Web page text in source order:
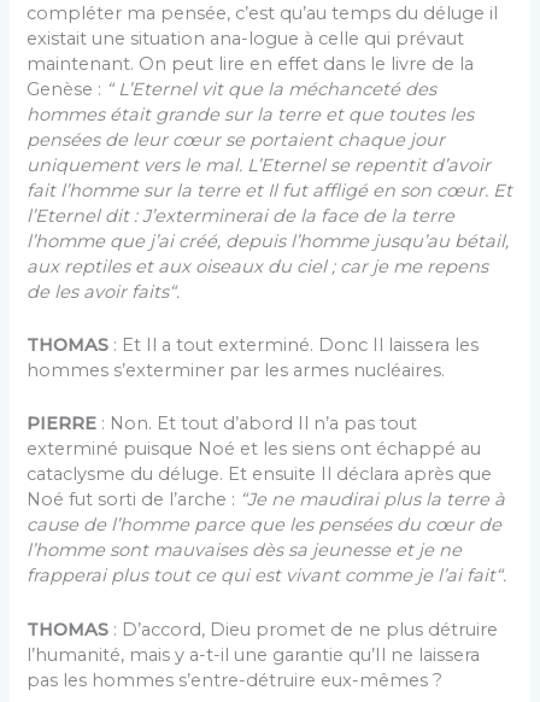
compléter ma pensée, c’est qu’au temps du déluge il
existait une situation ana-logue à celle qui prévaut
maintenant. On peut lire en effet dans le livre de la
Genèse : “ L’Eternel vit que la méchanceté des
hommes était grande sur la terre et que toutes les
pensées de leur cœur se portaient chaque jour
uniquement vers le mal. L’Eternel se repentit d’avoir
fait l’homme sur la terre et Il fut affligé en son cœur. Et
l’Eternel dit : J’exterminerai de la face de la terre
l’homme que j’ai créé, depuis l’homme jusqu’au bétail,
aux reptiles et aux oiseaux du ciel ; car je me repens
de les avoir faits“.
THOMAS : Et Il a tout exterminé. Donc Il laissera les
hommes s’exterminer par les armes nucléaires.
PIERRE : Non. Et tout d’abord Il n’a pas tout
exterminé puisque Noé et les siens ont échappé au
cataclysme du déluge. Et ensuite Il déclara après que
Noé fut sorti de l’arche : “Je ne maudirai plus la terre à
cause de l’homme parce que les pensées du cœur de
l’homme sont mauvaises dès sa jeunesse et je ne
frapperai plus tout ce qui est vivant comme je l’ai fait“.
THOMAS : D’accord, Dieu promet de ne plus détruire
l’humanité, mais y a-t-il une garantie qu’Il ne laissera
pas les hommes s’entre-détruire eux-mêmes ?